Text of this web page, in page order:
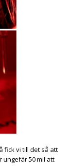
fick vi till det så att
ungefär 50 mil att